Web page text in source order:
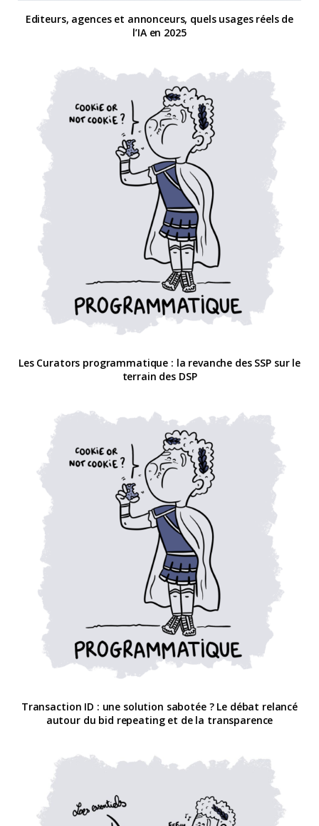
Editeurs, agences et annonceurs, quels usages réels de
l’IA en 2025
Les Curators programmatique : la revanche des SSP sur le
terrain des DSP
Transaction ID : une solution sabotée ? Le débat relancé
autour du bid repeating et de la transparence